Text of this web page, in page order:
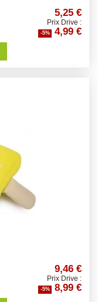
5,25 €
Prix Drive :
-5% 4,99 €
9,46 €
Prix Drive :
-5% 8,99 €